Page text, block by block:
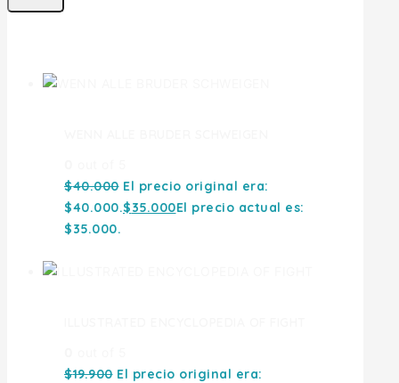
$40.000 El precio original era:
$40.000.$35.000El precio actual es:
$35.000.
$19.900 El precio original era: